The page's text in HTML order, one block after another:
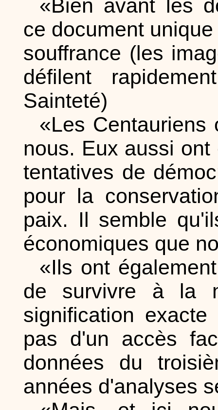
«Bien avant les
ce document
souffrance (les
défilent
Sainteté)
«Les Centauriens
nous. Eux aussi
tentatives de
pour la
paix. Il semble
économiques que
«Ils ont
de survivre à la
signification
pas d'un accès
données du
années d'analyses